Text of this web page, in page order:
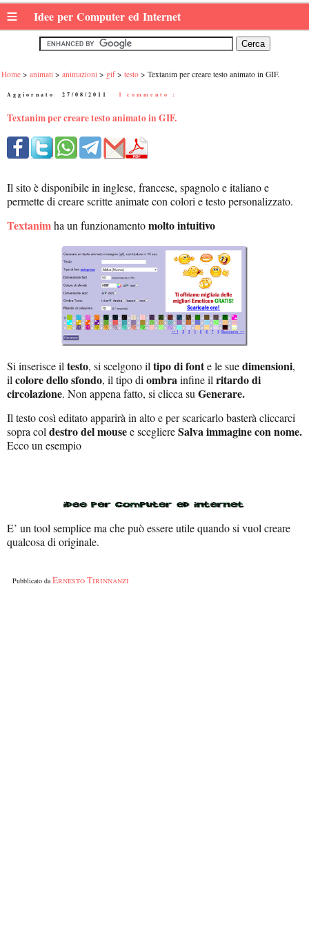
≡ Idee per Computer ed Internet
Home animati animazioni gif testo Textanim per creare testo animato in GIF.
Aggiornato: 27/08/2011 1 commento :
Textanim per creare testo animato in GIF.
Il sito è disponibile in inglese, francese, spagnolo e italiano e
permette di creare scritte animate con colori e testo personalizzato.
Textanimha un funzionamentomolto intuitivo
Si inserisce il testo, si scelgono il tipo di fonte le suedimensioni,
il colore dello sfondo, il tipo di ombrainfine il ritardo di
circolazione. Non appena fatto, si clicca su Generare.
Il testo così editato apparirà in alto e per scaricarlo basterà cliccarci
sopra col destro del mousee scegliereSalva immagine con nome.
Ecco un esempio
E’ un tool semplice ma che può essere utile quando si vuol creare
qualcosa di originale.
Pubblicato daErnesto Tirinnanzi